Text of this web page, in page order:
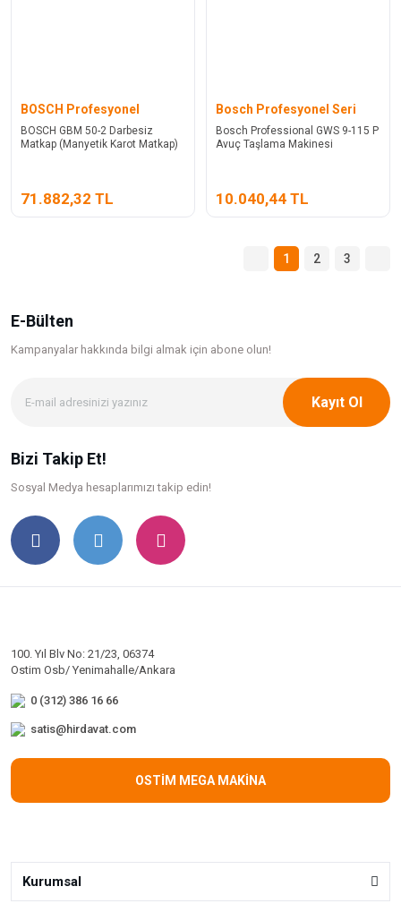
BOSCH Profesyonel
BOSCH GBM 50-2 Darbesiz
Matkap (Manyetik Karot Matkap)
71.882,32 TL
Bosch Profesyonel Seri
Bosch Professional GWS 9-115 P
Avuç Taşlama Makinesi
10.040,44 TL
1 2 3
E-Bülten
Kampanyalar hakkında bilgi almak için abone olun!
Kayıt Ol
Bizi Takip Et!
Sosyal Medya hesaplarımızı takip edin!
100. Yıl Blv No: 21/23, 06374
Ostim Osb/ Yenimahalle/Ankara
0 (312) 386 16 66
satis@hirdavat.com
OSTİM MEGA MAKİNA
Kurumsal